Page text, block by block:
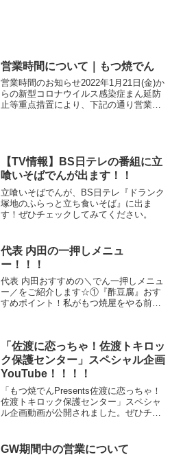
営業時間について｜もつ焼でん
営業時間のお知らせ2022年1月21日(金)か
らの新型コロナウイルス感染症まん延防
止等重点措置により、下記の通り営業時
【TV情報】BS日テレの番組に立
喰いそばでんが出ます！！
立喰いそばでんが、BS日テレ『ドランク
塚地のふらっと立ち食いそば』に出ま
す！ぜひチェックしてみてください。
代表 内田の一押しメニュ
ー！！！
代表 内田おすすめの＼でん一押しメニュ
ー／をご紹介します☆①『酢豆腐』おす
すめポイント！私がもつ焼屋をやる前、
し、今は最高の酒のあ...
「佐渡に恋っちゃ！佐渡トキロッ
ク保護センター」スペシャル企画
YouTube！！！！
「もつ焼でんPresents佐渡に恋っちゃ！
佐渡トキロック保護センター」スペシャ
ル企画動画が公開されました。ぜひチェ
GW期間中の営業について